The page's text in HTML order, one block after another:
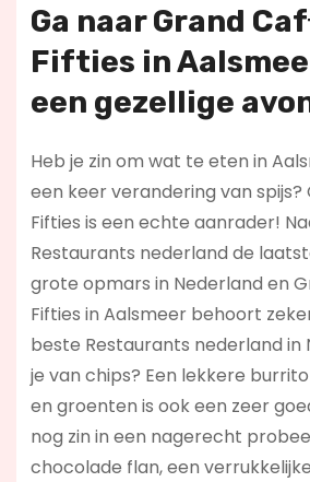
Ga naar Grand
Fifties in
een gezellige
Heb je zin om wat te eten in
een keer verandering van
Fifties is een echte aanrader!
Restaurants nederland de
grote opmars in Nederland en
Fifties in Aalsmeer behoort
beste Restaurants nederland in
je van chips? Een lekkere
en groenten is ook een zeer
nog zin in een nagerecht
chocolade flan, een